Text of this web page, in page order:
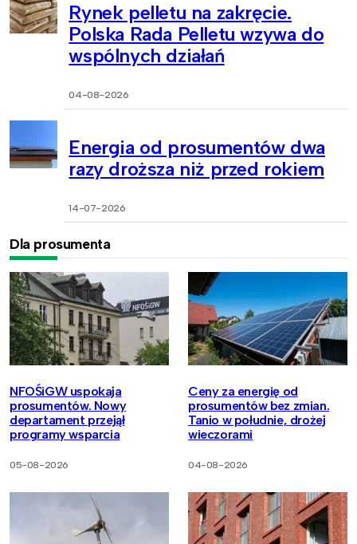
Rynek pelletu na zakręcie.
Polska Rada Pelletu wzywa do
wspólnych działań
04-08-2026
Energia od prosumentów dwa
razy droższa niż przed rokiem
14-07-2026
Dla prosumenta
NFOŚiGW uspokaja
prosumentów. Nowy
departament przejął
programy wsparcia
05-08-2026
Ceny za energię od
prosumentów bez zmian.
Tanio w południe, drożej
wieczorami
04-08-2026